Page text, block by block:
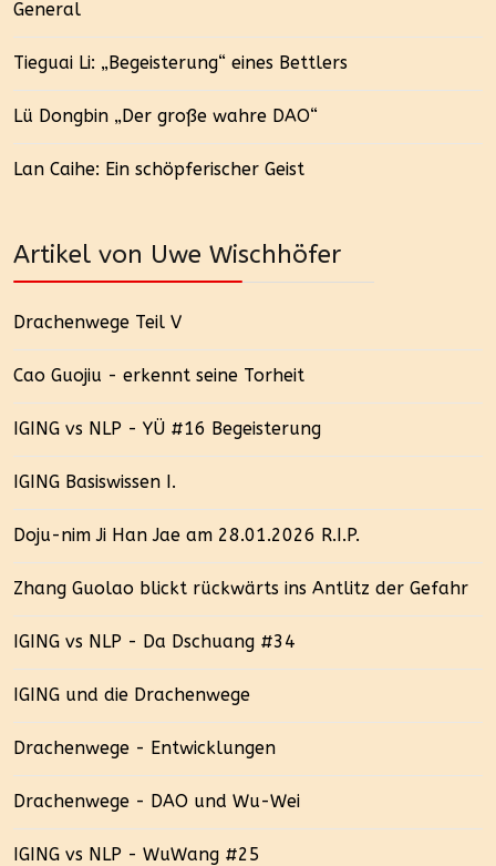
General
Tieguai Li: „Begeisterung“ eines Bettlers
Lü Dongbin „Der große wahre DAO“
Lan Caihe: Ein schöpferischer Geist
Artikel von Uwe Wischhöfer
Drachenwege Teil V
Cao Guojiu - erkennt seine Torheit
IGING vs NLP - YÜ #16 Begeisterung
IGING Basiswissen I.
Doju-nim Ji Han Jae am 28.01.2026 R.I.P.
Zhang Guolao blickt rückwärts ins Antlitz der Gefahr
IGING vs NLP - Da Dschuang #34
IGING und die Drachenwege
Drachenwege - Entwicklungen
Drachenwege - DAO und Wu-Wei
IGING vs NLP - WuWang #25